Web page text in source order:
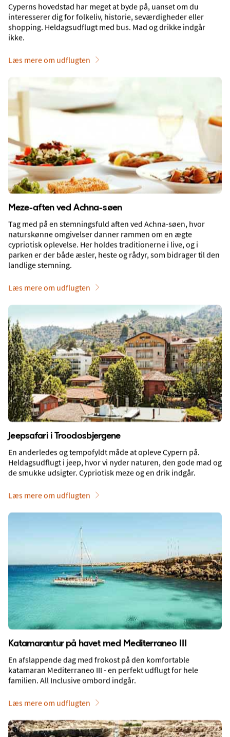
Cyperns hovedstad har meget at byde på, uanset om du
interesserer dig for folkeliv, historie, seværdigheder eller
shopping. Heldagsudflugt med bus. Mad og drikke indgår
ikke.
Læs mere om udflugten
Meze-aften ved Achna-søen
Tag med på en stemningsfuld aften ved Achna-søen, hvor
naturskønne omgivelser danner rammen om en ægte
cypriotisk oplevelse. Her holdes traditionerne i live, og i
parken er der både æsler, heste og rådyr, som bidrager til den
landlige stemning.
Læs mere om udflugten
Jeepsafari i Troodosbjergene
En anderledes og tempofyldt måde at opleve Cypern på.
Heldagsudflugt i jeep, hvor vi nyder naturen, den gode mad og
de smukke udsigter. Cypriotisk meze og en drik indgår.
Læs mere om udflugten
Katamarantur på havet med Mediterraneo III
En afslappende dag med frokost på den komfortable
katamaran Mediterraneo III - en perfekt udflugt for hele
familien. All Inclusive ombord indgår.
Læs mere om udflugten
Shopping
Sport og træning
Aktiviteter og seværdigheder
Sådan kommer du omkring